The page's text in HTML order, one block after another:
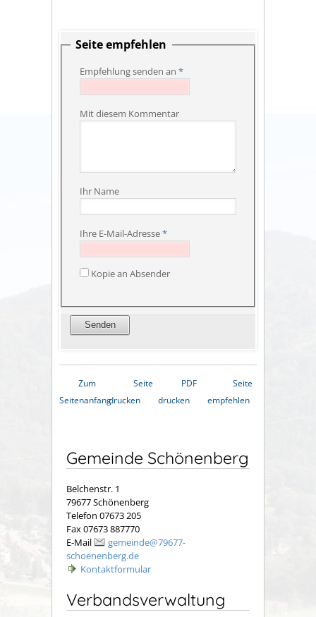
Seite empfehlen
Empfehlung senden an *
Mit diesem Kommentar
Ihr Name
Ihre E-Mail-Adresse*
Kopie an Absender
Zum
Seitenanfang
Seite
drucken
PDF
drucken
Seite
empfehlen
Gemeinde Schönenberg
Belchenstr. 1
79677 Schönenberg
Telefon 07673 205
Fax 07673 887770
E-Mail
gemeinde@79677-
schoenenberg.de
Kontaktformular
Verbandsverwaltung